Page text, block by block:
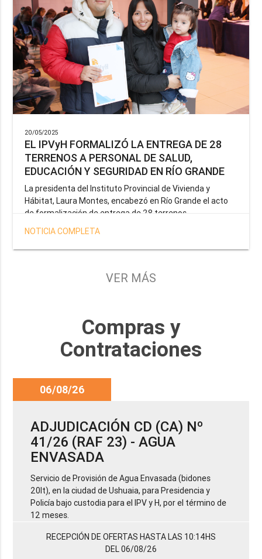
20/05/2025
EL IPVyH FORMALIZÓ LA ENTREGA DE 28
TERRENOS A PERSONAL DE SALUD,
EDUCACIÓN Y SEGURIDAD EN RÍO GRANDE
La presidenta del Instituto Provincial de Vivienda y
Hábitat, Laura Montes, encabezó en Río Grande el acto
de formalización de entrega de 28 terrenos
correspondientes a la operatoria especial anunciada por
el Gobernador Gustavo Melella, la cual tiene como
objetivo brindar una solución habitacional a docentes,
Provincia y del Servicio Penitenciario.
NOTICIA COMPLETA
VER MÁS
Compras y
Contrataciones
06/08/26
ADJUDICACIÓN CD (CA) Nº
41/26 (RAF 23) - AGUA
ENVASADA
Servicio de Provisión de Agua Envasada (bidones
20lt), en la ciudad de Ushuaia, para Presidencia y
Policía bajo custodia para el IPV y H, por el término de
12 meses.
RECEPCIÓN DE OFERTAS HASTA LAS 10:14HS
DEL 06/08/26